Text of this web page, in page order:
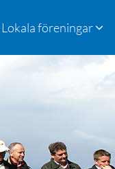
Lokala föreningar